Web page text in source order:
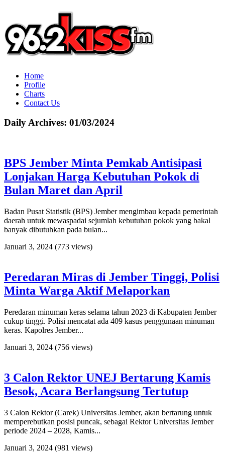
Home
Profile
Charts
Contact Us
Daily Archives: 01/03/2024
BPS Jember Minta Pemkab Antisipasi
Lonjakan Harga Kebutuhan Pokok di
Bulan Maret dan April
Badan Pusat Statistik (BPS) Jember mengimbau kepada pemerintah
daerah untuk mewaspadai sejumlah kebutuhan pokok yang bakal
banyak dibutuhkan pada bulan...
Januari 3, 2024 (773 views)
Peredaran Miras di Jember Tinggi, Polisi
Minta Warga Aktif Melaporkan
Peredaran minuman keras selama tahun 2023 di Kabupaten Jember
cukup tinggi. Polisi mencatat ada 409 kasus penggunaan minuman
keras. Kapolres Jember...
Januari 3, 2024 (756 views)
3 Calon Rektor UNEJ Bertarung Kamis
Besok, Acara Berlangsung Tertutup
3 Calon Rektor (Carek) Universitas Jember, akan bertarung untuk
memperebutkan posisi puncak, sebagai Rektor Universitas Jember
periode 2024 – 2028, Kamis...
Januari 3, 2024 (981 views)